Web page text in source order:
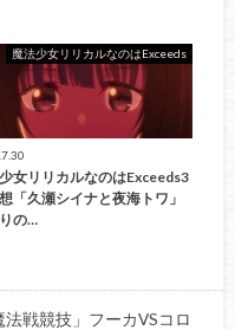
魔法少女リリカルなのはExceeds
女リリカルなのはExceeds3
「久瀬シイナと夜海トワ」
の…
戦競技」フーカVSコロ